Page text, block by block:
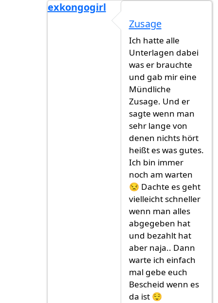
exkongogirl
Zusage ?vonHehav (nicht
Zusage
Ich hatte alle
Unterlagen dabei
was er brauchte
und gab mir eine
Mündliche
Zusage. Und er
sagte wenn man
sehr lange von
denen nichts hört
heißt es was gutes.
Ich bin immer
noch am warten
😒 Dachte es geht
vielleicht schneller
wenn man alles
abgegeben hat
und bezahlt hat
aber naja.. Dann
warte ich einfach
mal gebe euch
Bescheid wenn es
da ist 😌